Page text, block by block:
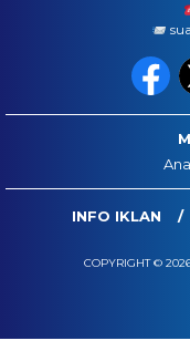
INFO IKLAN
COPYRIGHT ©